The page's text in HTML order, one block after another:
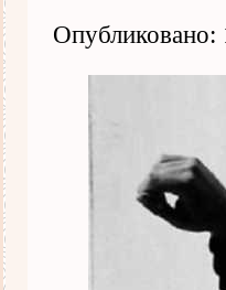
Опубликовано: